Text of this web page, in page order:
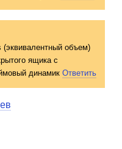
(эквивалентный объем)
ящика с
динамик Ответить